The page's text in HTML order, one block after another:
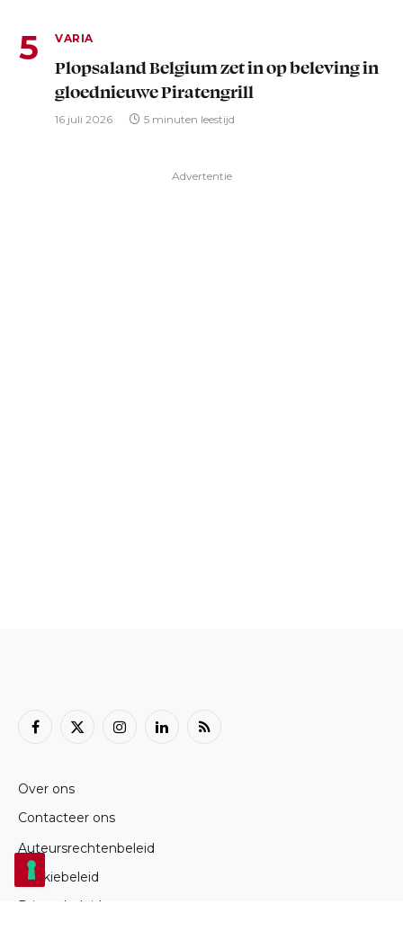
VARIA
Plopsaland Belgium zet in op beleving in
gloednieuwe Piratengrill
16 juli 2026 5 minuten leestijd
Advertentie
Facebook
X
InstagramLinkedInRSS
Over ons
Contacteer ons
Auteursrechtenbeleid
Cookiebeleid
Privacybeleid